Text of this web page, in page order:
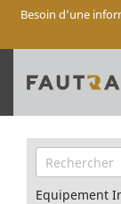
Besoin d’une
Equipement